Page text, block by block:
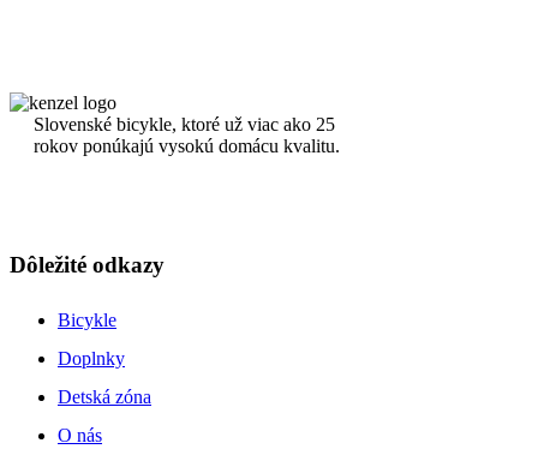
Slovenské bicykle, ktoré už viac ako 25
rokov ponúkajú vysokú domácu kvalitu.
Dôležité odkazy
Bicykle
Doplnky
Detská zóna
O nás